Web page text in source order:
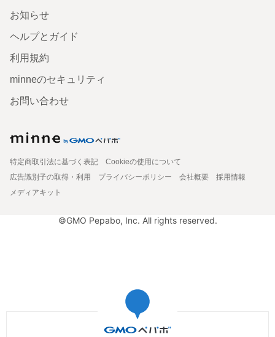
お知らせ
ヘルプとガイド
利用規約
minneのセキュリティ
お問い合わせ
特定商取引法に基づく表記
Cookieの使用について
広告識別子の取得・利用
プライバシーポリシー 会社概要
採用情報
メディアキット
©GMO Pepabo, Inc. All rights reserved.